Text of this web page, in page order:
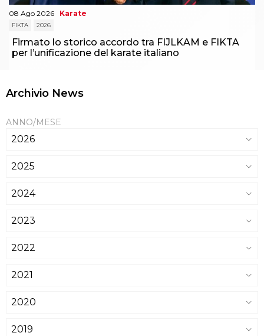
08 Ago 2026 Karate
FIKTA 2026
Firmato lo storico accordo tra FIJLKAM e FIKTA
per l’unificazione del karate italiano
Archivio News
ANNO/MESE
2026
2025
2024
2023
2022
2021
2020
2019